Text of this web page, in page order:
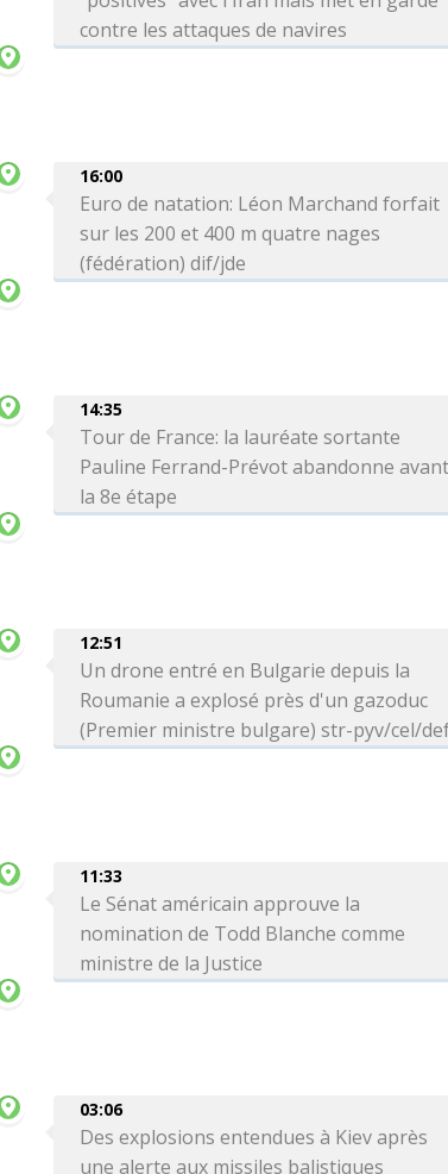
contre les attaques de navires
16:00
Euro de natation: Léon Marchand forfait
sur les 200 et 400 m quatre nages
(fédération) dif/jde
14:35
Tour de France: la lauréate sortante
Pauline Ferrand-Prévot abandonne
la 8e étape
12:51
Un drone entré en Bulgarie depuis la
Roumanie a explosé près d'un gazoduc
(Premier ministre bulgare) str-pyv/cel/
11:33
Le Sénat américain approuve la
nomination de Todd Blanche comme
ministre de la Justice
03:06
Des explosions entendues à Kiev après
une alerte aux missiles balistiques